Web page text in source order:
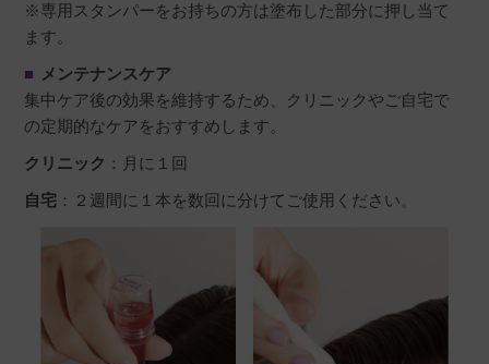
※専用スタンパーをお持ちの方は塗布した部分に押し当て
ます。
■ メンテナンスケア
集中ケア後の効果を維持するため、クリニックやご自宅で
の定期的なケアをおすすめします。
クリニック ：月に１回
自宅 ：２週間に１本を数回に分けてご使用ください。